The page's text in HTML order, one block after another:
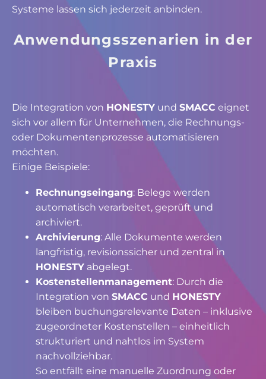
Systeme lassen sich jederzeit anbinden.
Anwendungsszenarien in der
Praxis
Die Integration von HONESTY und SMACC eignet
sich vor allem für Unternehmen, die Rechnungs-
oder Dokumentenprozesse automatisieren
möchten.
Einige Beispiele:
Rechnungseingang: Belege werden
automatisch verarbeitet, geprüft und
archiviert.
Archivierung: Alle Dokumente werden
langfristig, revisionssicher und zentral in
HONESTY abgelegt.
Kostenstellenmanagement: Durch die
Integration von SMACC und HONESTY
bleiben buchungsrelevante Daten – inklusive
zugeordneter Kostenstellen – einheitlich
strukturiert und nahtlos im System
nachvollziehbar.
So entfällt eine manuelle Zuordnung oder